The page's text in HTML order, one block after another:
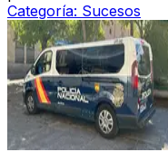
Categoría: Sucesos